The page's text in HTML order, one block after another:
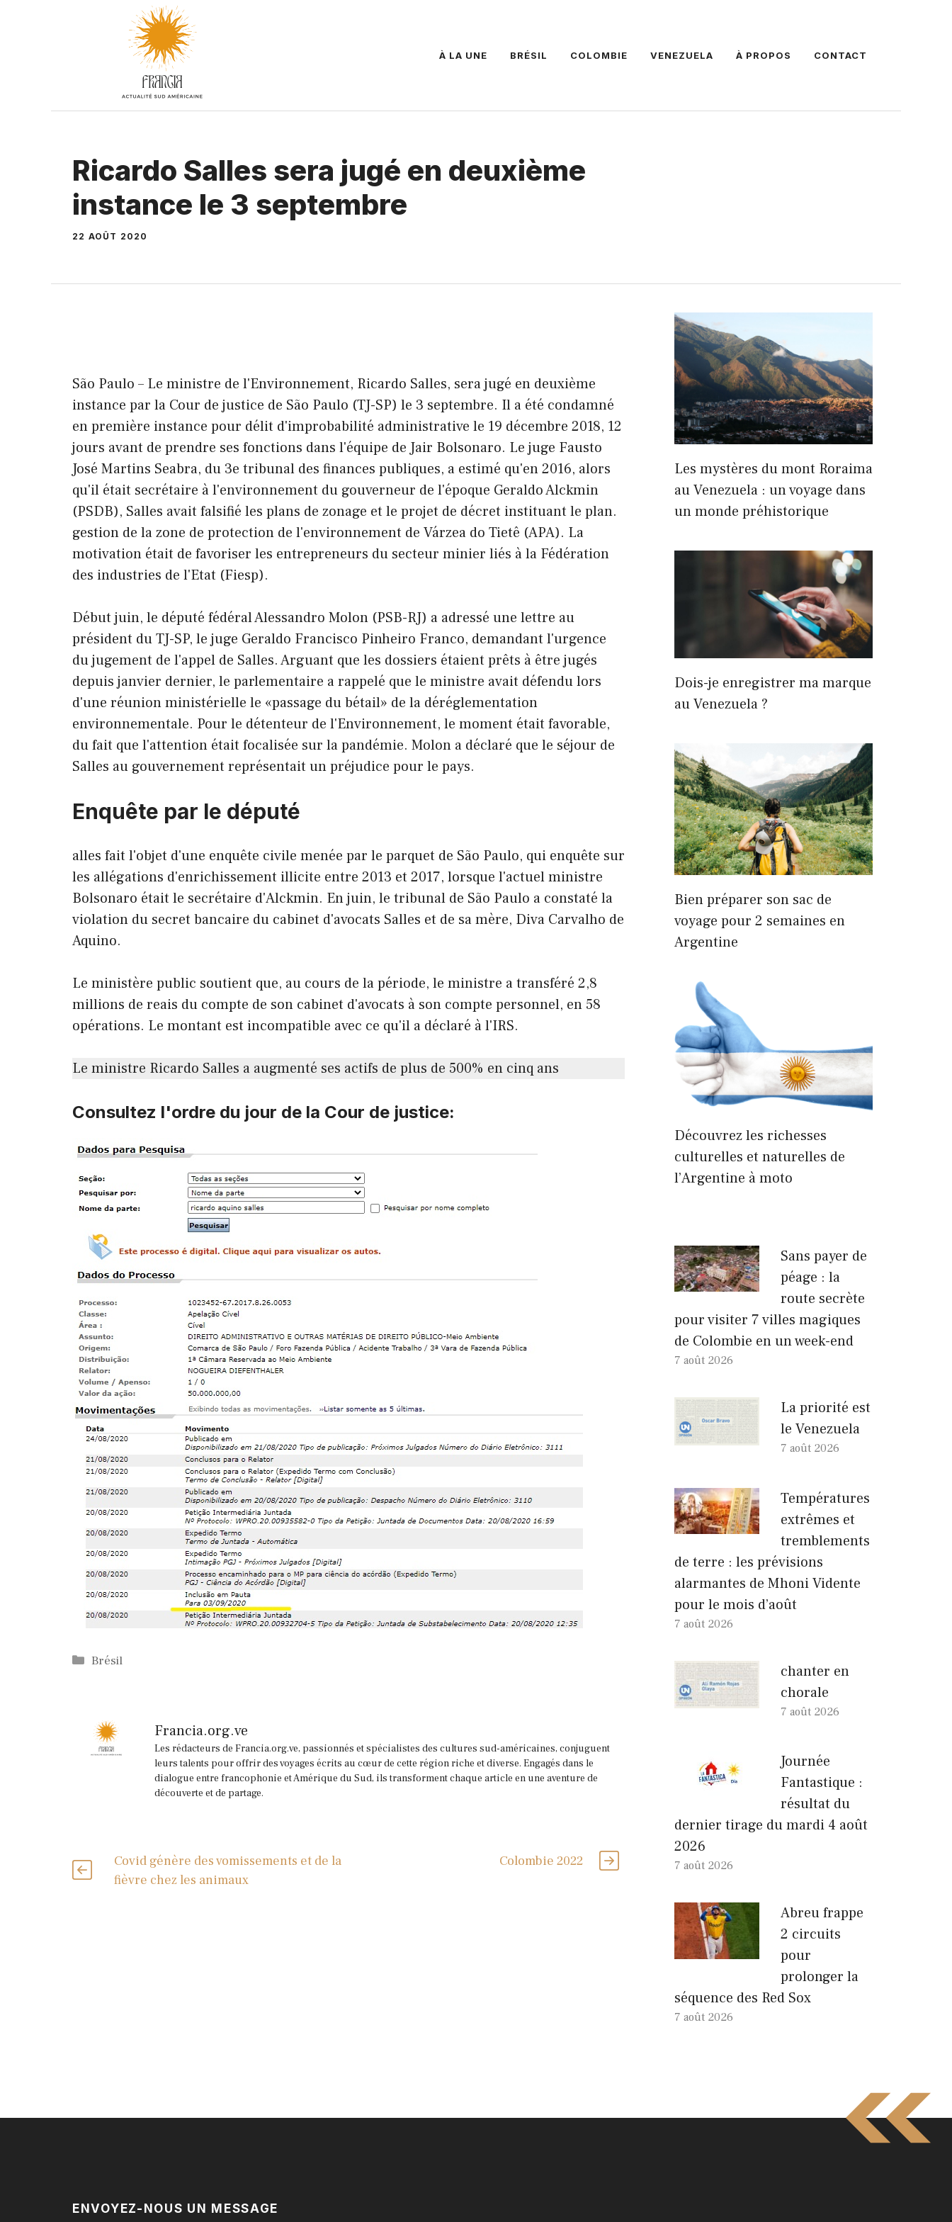
À LA UNE BRÉSIL COLOMBIE VENEZUELA À PROPOS CONTACT
Ricardo Salles sera jugé en deuxième
instance le 3 septembre
22 AOÛT 2020
São Paulo – Le ministre de l'Environnement, Ricardo Salles, sera jugé en deuxième
instance par la Cour de justice de São Paulo (TJ-SP) le 3 septembre. Il a été condamné
en première instance pour délit d'improbabilité administrative le 19 décembre 2018, 12
jours avant de prendre ses fonctions dans l'équipe de Jair Bolsonaro. Le juge Fausto
José Martins Seabra, du 3e tribunal des finances publiques, a estimé qu'en 2016, alors
qu'il était secrétaire à l'environnement du gouverneur de l'époque Geraldo Alckmin
(PSDB), Salles avait falsifié les plans de zonage et le projet de décret instituant le plan.
gestion de la zone de protection de l'environnement de Várzea do Tietê (APA). La
motivation était de favoriser les entrepreneurs du secteur minier liés à la Fédération
des industries de l'Etat (Fiesp).
Début juin, le député fédéral Alessandro Molon (PSB-RJ) a adressé une lettre au
président du TJ-SP, le juge Geraldo Francisco Pinheiro Franco, demandant l'urgence
du jugement de l'appel de Salles. Arguant que les dossiers étaient prêts à être jugés
depuis janvier dernier, le parlementaire a rappelé que le ministre avait défendu lors
d'une réunion ministérielle le «passage du bétail» de la déréglementation
environnementale. Pour le détenteur de l'Environnement, le moment était favorable,
du fait que l'attention était focalisée sur la pandémie. Molon a déclaré que le séjour de
Salles au gouvernement représentait un préjudice pour le pays.
Enquête par le député
alles fait l'objet d'une enquête civile menée par le parquet de São Paulo, qui enquête sur
les allégations d'enrichissement illicite entre 2013 et 2017, lorsque l'actuel ministre
Bolsonaro était le secrétaire d'Alckmin. En juin, le tribunal de São Paulo a constaté la
violation du secret bancaire du cabinet d'avocats Salles et de sa mère, Diva Carvalho de
Aquino.
Le ministère public soutient que, au cours de la période, le ministre a transféré 2,8
millions de reais du compte de son cabinet d'avocats à son compte personnel, en 58
opérations. Le montant est incompatible avec ce qu'il a déclaré à l'IRS.
Le ministre Ricardo Salles a augmenté ses actifs de plus de 500% en cinq ans
Consultez l'ordre du jour de la Cour de justice:
Catégories
Brésil
Francia.org.ve
Les rédacteurs de Francia.org.ve, passionnés et spécialistes des cultures sud-américaines, conjuguent
leurs talents pour offrir des voyages écrits au cœur de cette région riche et diverse. Engagés dans le
dialogue entre francophonie et Amérique du Sud, ils transforment chaque article en une aventure de
découverte et de partage.
Covid génère des vomissements et de la
fièvre chez les animaux
Colombie 2022
Les mystères du mont Roraima
au Venezuela : un voyage dans
un monde préhistorique
Dois-je enregistrer ma marque
au Venezuela ?
Bien préparer son sac de
voyage pour 2 semaines en
Argentine
Découvrez les richesses
culturelles et naturelles de
l’Argentine à moto
Sans payer de
péage : la
route secrète
pour visiter 7 villes magiques
de Colombie en un week-end
7 août 2026
La priorité est
le Venezuela
7 août 2026
Températures
extrêmes et
tremblements
de terre : les prévisions
alarmantes de Mhoni Vidente
pour le mois d’août
7 août 2026
chanter en
chorale
7 août 2026
Journée
Fantastique :
résultat du
dernier tirage du mardi 4 août
2026
7 août 2026
Abreu frappe
2 circuits
pour
prolonger la
séquence des Red Sox
7 août 2026
ENVOYEZ-NOUS UN MESSAGE